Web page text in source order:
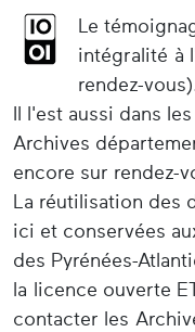
Le
intégralité à
rendez-
Il l'est aussi dans
Archives
encore sur rendez-
La réutilisation des
ici et conservées
des Pyrénées-
la licence ouverte
contacter les